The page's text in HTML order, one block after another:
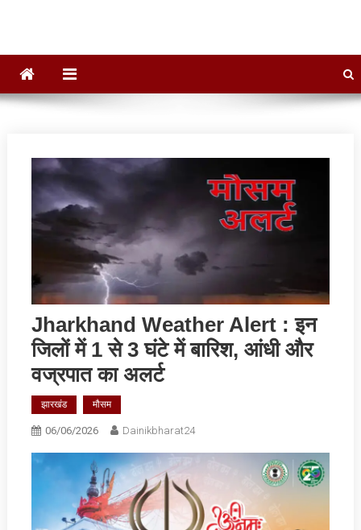
Jharkhand Weather Alert : इन
जिलों में 1 से 3 घंटे में बारिश, आंधी और
वज्रपात का अलर्ट
झारखंड मौसम
06/06/2026 Dainikbharat24